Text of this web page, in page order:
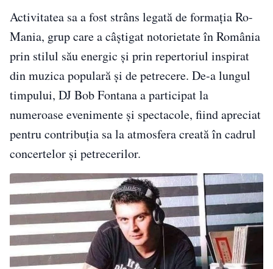
Activitatea sa a fost strâns legată de formația Ro-
Mania, grup care a câștigat notorietate în România
prin stilul său energic și prin repertoriul inspirat
din muzica populară și de petrecere. De-a lungul
timpului, DJ Bob Fontana a participat la
numeroase evenimente și spectacole, fiind apreciat
pentru contribuția sa la atmosfera creată în cadrul
concertelor și petrecerilor.